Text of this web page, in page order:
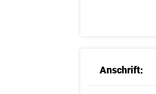
Anschrift: